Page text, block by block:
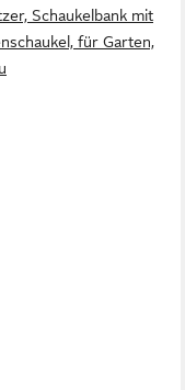
Schaukelbank mit
für Garten,